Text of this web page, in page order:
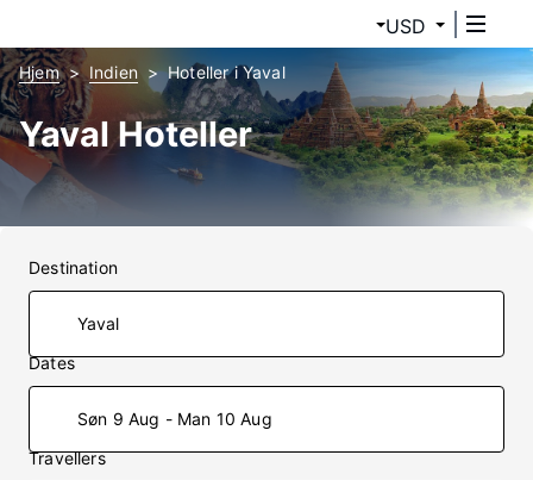
USD
Hjem Indien Hoteller i Yaval
Yaval Hoteller
Destination
Dates
Søn 9 Aug - Man 10 Aug
Travellers